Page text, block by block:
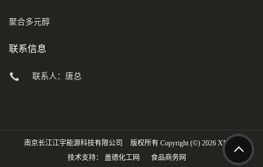
聚合多元醇
联系信息
联系人：唐总
南京长江江宇能源科技有限公司 版权所有 Copyright (©) 2026 XML
技术支持： 盖德化工网 食品商务网